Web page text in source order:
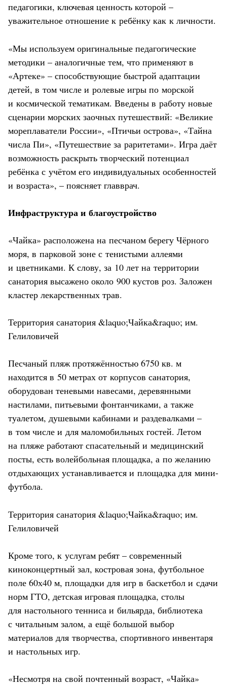
педагогики, ключевая ценность которой –
уважительное отношение к ребёнку как к личности.
«Мы используем оригинальные педагогические
методики – аналогичные тем, что применяют в
«Артеке» – способствующие быстрой адаптации
детей, в том числе и ролевые игры по морской
и космической тематикам. Введены в работу новые
сценарии морских заочных путешествий: «Великие
мореплаватели России», «Птичьи острова», «Тайна
числа Пи», «Путешествие за раритетами». Игра даёт
возможность раскрыть творческий потенциал
ребёнка с учётом его индивидуальных особенностей
и возраста», – поясняет главврач.
Инфраструктура и благоустройство
«Чайка» расположена на песчаном берегу Чёрного
моря, в парковой зоне с тенистыми аллеями
и цветниками. К слову, за 10 лет на территории
санатория высажено около 900 кустов роз. Заложен
кластер лекарственных трав.
Территория санатория &laquo;Чайка&raquo; им.
Гелиловичей
Песчаный пляж протяжённостью 6750 кв. м
находится в 50 метрах от корпусов санатория,
оборудован теневыми навесами, деревянными
настилами, питьевыми фонтанчиками, а также
туалетом, душевыми кабинами и раздевалками –
в том числе и для маломобильных гостей. Летом
на пляже работают спасательный и медицинский
посты, есть волейбольная площадка, а по желанию
отдыхающих устанавливается и площадка для мини-
футбола.
Территория санатория &laquo;Чайка&raquo; им.
Гелиловичей
Кроме того, к услугам ребят – современный
киноконцертный зал, костровая зона, футбольное
поле 60х40 м, площадки для игр в баскетбол и сдачи
норм ГТО, детская игровая площадка, столы
для настольного тенниса и бильярда, библиотека
с читальным залом, а ещё большой выбор
материалов для творчества, спортивного инвентаря
и настольных игр.
«Несмотря на свой почтенный возраст, «Чайка»